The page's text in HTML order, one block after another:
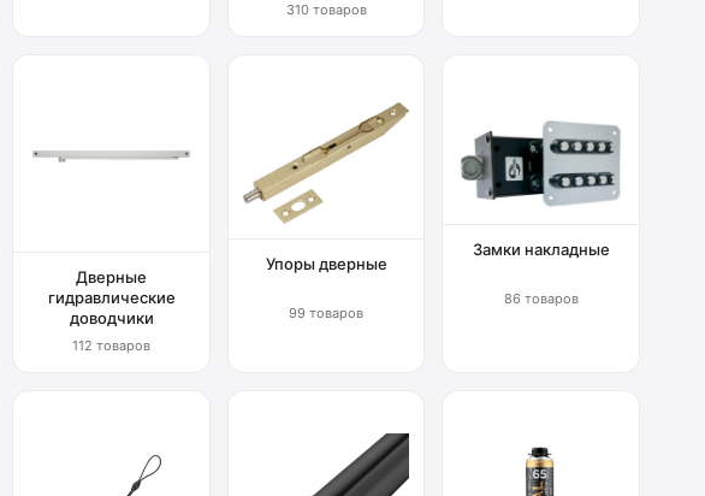
310 товаров
Дверные
гидравлические
доводчики
112 товаров
Упоры дверные
99 товаров
Замки накладные
86 товаров